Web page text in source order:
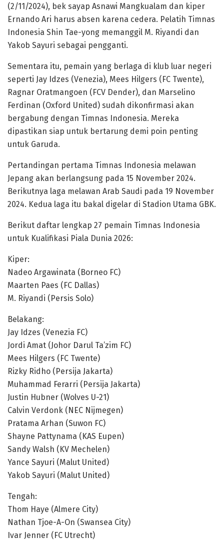
(2/11/2024), bek sayap Asnawi Mangkualam dan kiper
Ernando Ari harus absen karena cedera. Pelatih Timnas
Indonesia Shin Tae-yong memanggil M. Riyandi dan
Yakob Sayuri sebagai pengganti.
Sementara itu, pemain yang berlaga di klub luar negeri
seperti Jay Idzes (Venezia), Mees Hilgers (FC Twente),
Ragnar Oratmangoen (FCV Dender), dan Marselino
Ferdinan (Oxford United) sudah dikonfirmasi akan
bergabung dengan Timnas Indonesia. Mereka
dipastikan siap untuk bertarung demi poin penting
untuk Garuda.
Pertandingan pertama Timnas Indonesia melawan
Jepang akan berlangsung pada 15 November 2024.
Berikutnya laga melawan Arab Saudi pada 19 November
2024. Kedua laga itu bakal digelar di Stadion Utama GBK.
Berikut daftar lengkap 27 pemain Timnas Indonesia
untuk Kualifikasi Piala Dunia 2026:
Kiper:
Nadeo Argawinata (Borneo FC)
Maarten Paes (FC Dallas)
M. Riyandi (Persis Solo)
Belakang:
Jay Idzes (Venezia FC)
Jordi Amat (Johor Darul Ta’zim FC)
Mees Hilgers (FC Twente)
Rizky Ridho (Persija Jakarta)
Muhammad Ferarri (Persija Jakarta)
Justin Hubner (Wolves U-21)
Calvin Verdonk (NEC Nijmegen)
Pratama Arhan (Suwon FC)
Shayne Pattynama (KAS Eupen)
Sandy Walsh (KV Mechelen)
Yance Sayuri (Malut United)
Yakob Sayuri (Malut United)
Tengah:
Thom Haye (Almere City)
Nathan Tjoe-A-On (Swansea City)
Ivar Jenner (FC Utrecht)